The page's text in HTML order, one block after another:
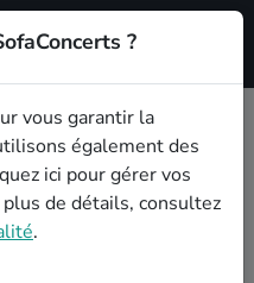
?
vous garantir la
également des
ici pour gérer vos
de détails, consultez
.